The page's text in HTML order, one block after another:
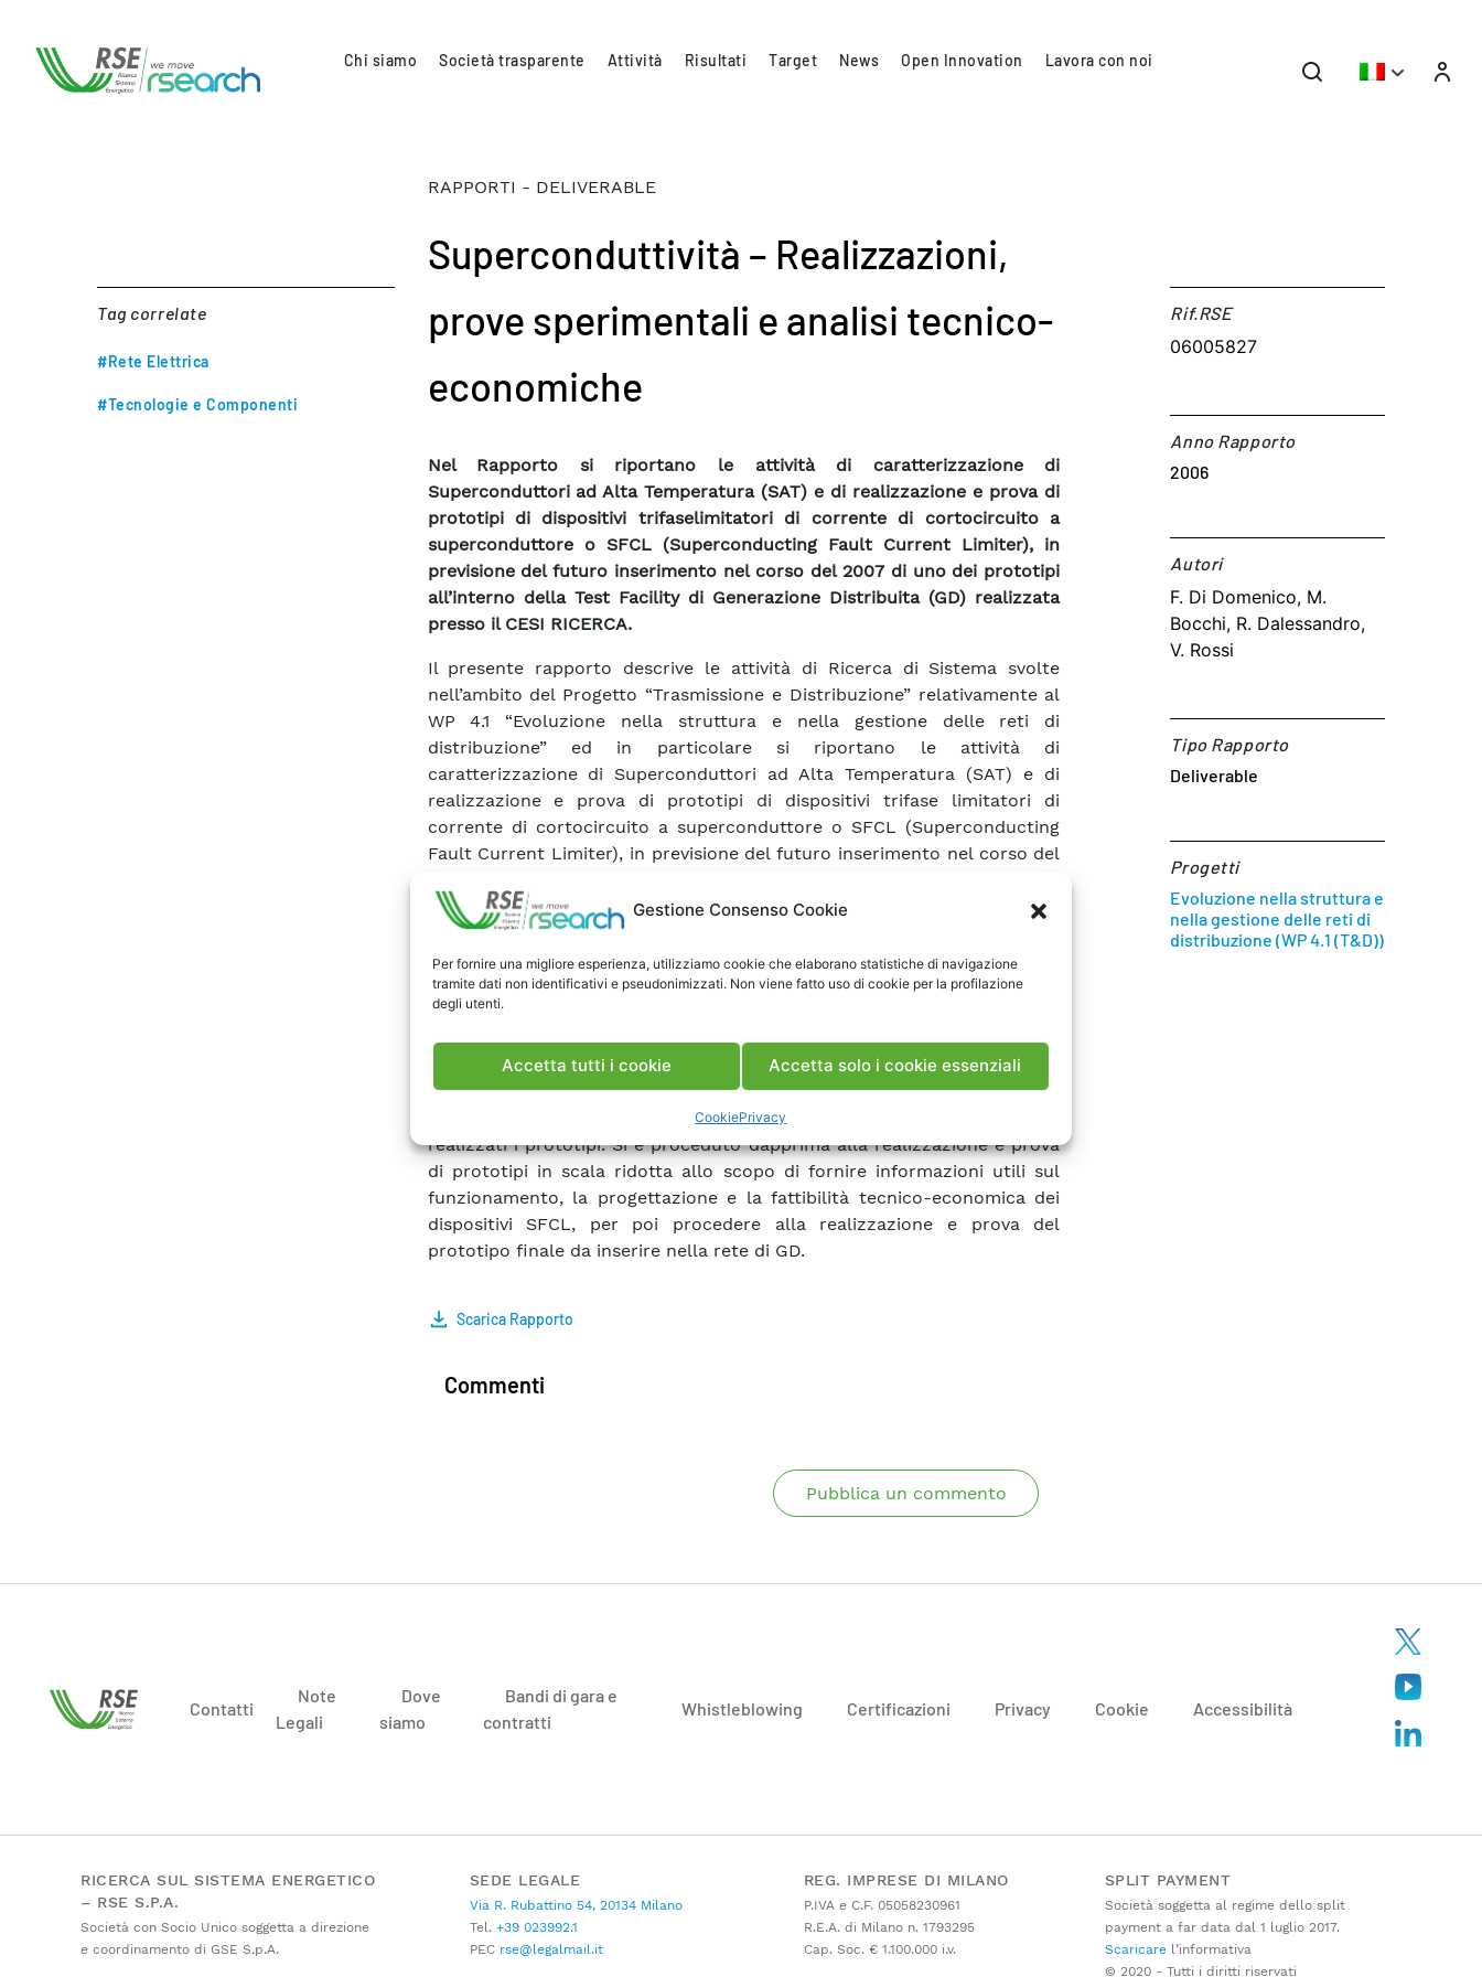
Gestione Consenso Cookie
Per fornire una migliore esperienza, utilizziamo cookie che elaborano statistiche di navigazione
tramite dati non identificativi e pseudonimizzati. Non viene fatto uso di cookie per la profilazione
degli utenti.
Accetta tutti i cookie Accetta solo i cookie essenziali
CookiePrivacy
Chi siamo Società trasparente Attività Risultati Target News Open Innovation Lavora con noi
Tag correlate
#Rete Elettrica
#Tecnologie e Componenti
RAPPORTI - DELIVERABLE
Superconduttività – Realizzazioni,
prove sperimentali e analisi tecnico-
economiche
Nel Rapporto si riportano le attività di caratterizzazione di
Superconduttori ad Alta Temperatura (SAT) e di realizzazione e prova di
prototipi di dispositivi trifaselimitatori di corrente di cortocircuito a
superconduttore o SFCL (Superconducting Fault Current Limiter), in
previsione del futuro inserimento nel corso del 2007 di uno dei prototipi
all’interno della Test Facility di Generazione Distribuita (GD) realizzata
presso il CESI RICERCA.
Il presente rapporto descrive le attività di Ricerca di Sistema svolte
nell’ambito del Progetto “Trasmissione e Distribuzione” relativamente al
WP 4.1 “Evoluzione nella struttura e nella gestione delle reti di
distribuzione” ed in particolare si riportano le attività di
caratterizzazione di Superconduttori ad Alta Temperatura (SAT) e di
realizzazione e prova di prototipi di dispositivi trifase limitatori di
corrente di cortocircuito a superconduttore o SFCL (Superconducting
Fault Current Limiter), in previsione del futuro inserimento nel corso del
Distribuita (GD) realizzata presso il CESI RICERCA. Le fasi di
realizzazione e prova sono state precedute da una fase preliminare di
caratterizzazione dei potenziali materiali SAT da impiegare nella
realizzazione dei prototipi di SFCL. L’utilizzo di nastri SAT per la
realizzazione di dispositivi elettrici, infatti, non può prescindere da
un’accurata attività di caratterizzazione dei materiali SAT attualmente
disponibili al fine di valutarne le potenzialità in termini di prestazioni
elettriche e limiti applicativi. In funzione dei risultati di tale attività
preliminare sono stati selezionati i nastri SAT con cui sono stati
realizzati i prototipi. Si è proceduto dapprima alla realizzazione e prova
di prototipi in scala ridotta allo scopo di fornire informazioni utili sul
funzionamento, la progettazione e la fattibilità tecnico-economica dei
dispositivi SFCL, per poi procedere alla realizzazione e prova del
prototipo finale da inserire nella rete di GD.
Scarica Rapporto
Rif.RSE​
06005827
Anno Rapporto
2006
Autori​
F. Di Domenico, M.
Bocchi, R. Dalessandro,
V. Rossi
Tipo Rapporto
Deliverable
Progetti
Evoluzione nella struttura e
nella gestione delle reti di
distribuzione (WP 4.1 (T&D))
Commenti
Pubblica un commento
Contatti
Note
Legali
Dove
siamo
Bandi di gara e
contratti
Whistleblowing Certificazioni Privacy Cookie Accessibilità
RICERCA SUL SISTEMA ENERGETICO
– RSE S.P.A.
Società con Socio Unico soggetta a direzione
e coordinamento di GSE S.p.A.
SEDE LEGALE
Via R. Rubattino 54, 20134 Milano
Tel. +39 023992.1
PECrse@legalmail.it
REG. IMPRESE DI MILANO
P.IVA e C.F. 05058230961
R.E.A. di Milano n. 1793295
Cap. Soc. € 1.100.000 i.v.
SPLIT PAYMENT
Società soggetta al regime dello split
payment a far data dal 1 luglio 2017.
Scaricarel’informativa
© 2020 - Tutti i diritti riservati